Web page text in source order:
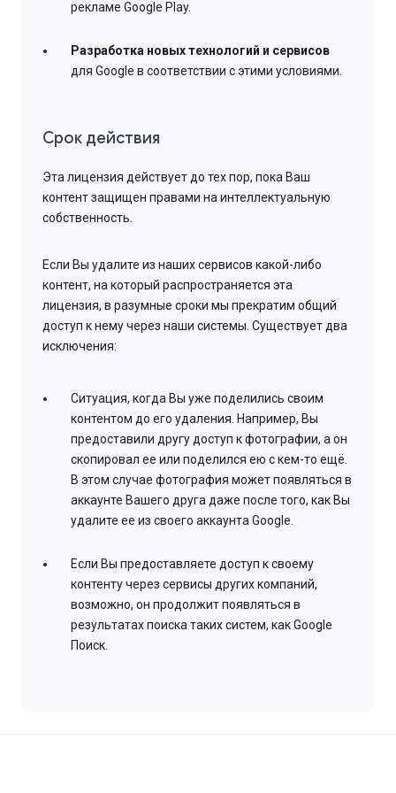
рекламе Google Play.
Разработка новых технологий и сервисов
для Google в соответствии с этими условиями.
Срок действия
Эта лицензия действует до тех пор, пока Ваш
контент защищен правами на интеллектуальную
собственность.
Если Вы удалите из наших сервисов какой-либо
контент, на который распространяется эта
лицензия, в разумные сроки мы прекратим общий
доступ к нему через наши системы. Существует два
исключения:
Ситуация, когда Вы уже поделились своим
контентом до его удаления. Например, Вы
предоставили другу доступ к фотографии, а он
скопировал ее или поделился ею с кем-то ещё.
В этом случае фотография может появляться в
аккаунте Вашего друга даже после того, как Вы
удалите ее из своего аккаунта Google.
Если Вы предоставляете доступ к своему
контенту через сервисы других компаний,
возможно, он продолжит появляться в
результатах поиска таких систем, как Google
Поиск.